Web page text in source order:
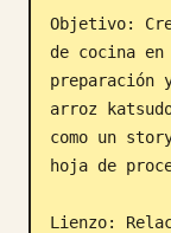
Blog
Actualizaciones
Objetivo:
de cocina en
preparación
arroz
como un
hoja de
Lienzo: